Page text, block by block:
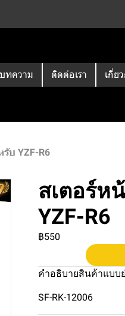
บทความ ติดต่อเรา เกี่ย
รับ YZF-R6
สเตอร์ห
YZF-R6
฿550
คำอธิบายสินค้าแบบ
SF-RK-12006